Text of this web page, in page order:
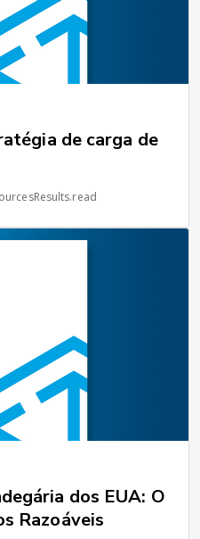
de carga de
dos EUA: O
Razoáveis